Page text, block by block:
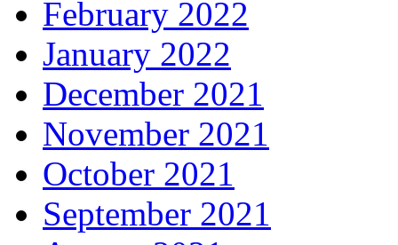
February 2022
January 2022
December 2021
November 2021
October 2021
September 2021